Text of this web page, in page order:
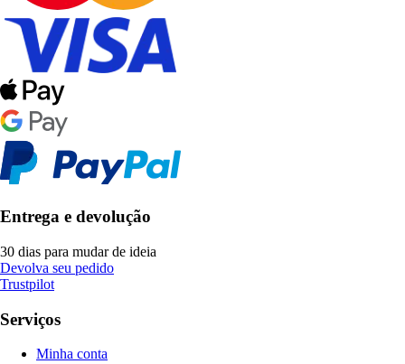
Entrega e devolução
30 dias para mudar de ideia
Devolva seu pedido
Trustpilot
Serviços
Minha conta